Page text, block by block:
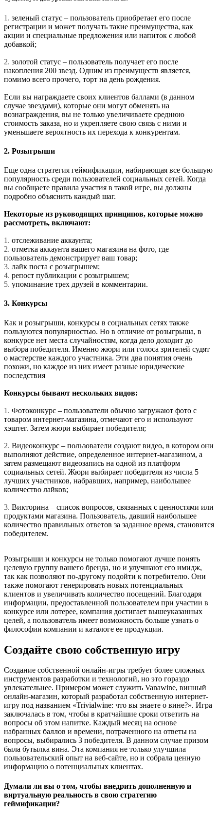
1. зеленый статус – пользователь приобретает его после
регистрации и может получать такие преимущества, как
акции и специальные предложения или напиток с любой
добавкой;
2. золотой статус – пользователь получает его после
накопления 200 звезд. Одним из преимуществ является,
помимо всего прочего, торт на день рождения.
Если вы награждаете своих клиентов баллами (в данном
случае звездами), которые они могут обменять на
вознаграждения, вы не только увеличиваете среднюю
стоимость заказа, но и укрепляете свою связь с ними и
уменьшаете вероятность их перехода к конкурентам.
2. Розыгрыши
Еще одна стратегия геймификации, набирающая все большую
популярность среди пользователей социальных сетей. Когда
вы сообщаете правила участия в такой игре, вы должны
подробно объяснить каждый шаг.
Некоторые из руководящих принципов, которые можно
рассмотреть, включают:
1. отслеживание аккаунта;
2. отметка аккаунта вашего магазина на фото, где
пользователь демонстрирует ваш товар;
3. лайк поста с розыгрышем;
4. репост публикации с розыгрышем;
5. упоминание трех друзей в комментарии.
3. Конкурсы
Как и розыгрыши, конкурсы в социальных сетях также
пользуются популярностью. Но в отличие от розыгрыша, в
конкурсе нет места случайностям, когда дело доходит до
выбора победителя. Именно жюри или голоса зрителей судят
о мастерстве каждого участника. Эти два понятия очень
похожи, но каждое из них имеет разные юридические
последствия
Конкурсы бывают нескольких видов:
1. Фотоконкурс – пользователи обычно загружают фото с
товаром интернет-магазина, отмечают его и используют
хэштег. Затем жюри выбирает победителя;
2. Видеоконкурс – пользователи создают видео, в котором они
выполняют действие, определенное интернет-магазином, а
затем размещают видеозапись на одной из платформ
социальных сетей. Жюри выбирает победителя из числа 5
лучших участников, набравших, например, наибольшее
количество лайков;
3. Викторина – список вопросов, связанных с ценностями или
продуктами магазина. Пользователь, давший наибольшее
количество правильных ответов за заданное время, становится
победителем.
Розыгрыши и конкурсы не только помогают лучше понять
целевую группу вашего бренда, но и улучшают его имидж,
так как позволяют по-другому подойти к потребителю. Они
также помогают генерировать новых потенциальных
клиентов и увеличивать количество посещений. Благодаря
информации, предоставленной пользователем при участии в
конкурсе или лотерее, компания достигает вышеуказанных
целей, а пользователь имеет возможность больше узнать о
философии компании и каталоге ее продукции.
Создайте свою собственную игру
Создание собственной онлайн-игры требует более сложных
инструментов разработки и технологий, но это гораздо
увлекательнее. Примером может служить Vanawine, винный
онлайн-магазин, который разработал собственную интернет-
игру под названием «Trivialwine: что вы знаете о вине?». Игра
заключалась в том, чтобы в кратчайшие сроки ответить на
вопросы об этом напитке. Каждый месяц на основе
набранных баллов и времени, потраченного на ответы на
вопросы, выбирались 3 победителя. В данном случае призом
была бутылка вина. Эта компания не только улучшила
пользовательский опыт на веб-сайте, но и собрала ценную
информацию о потенциальных клиентах.
Думали ли вы о том, чтобы внедрить дополненную и
виртуальную реальность в свою стратегию
геймификации?